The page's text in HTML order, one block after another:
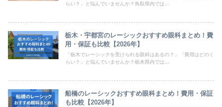
らい？」と悩んでいませんか？鳥取県内では...
栃木・宇都宮のレーシックおすすめ眼科まとめ！費
用・保証も比較【2026年】
「栃木でレーシックを受けられる眼科はあるの？」「費用はどのく
らい？」と悩んでいませんか？栃木県内では...
船橋のレーシックおすすめ眼科まとめ！費用・保証
も比較【2026年】